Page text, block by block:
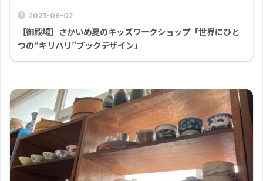
2023-08-02
［御殿場］さかいめ夏のキッズワークショップ「世界にひと
つの“キリハリ”ブックデザイン」